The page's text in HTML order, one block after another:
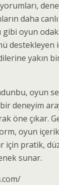
daha
oyun
destekleyen
yakın
oyun
deneyim
öne çıkar.
oyun
için pratik,
sunar.